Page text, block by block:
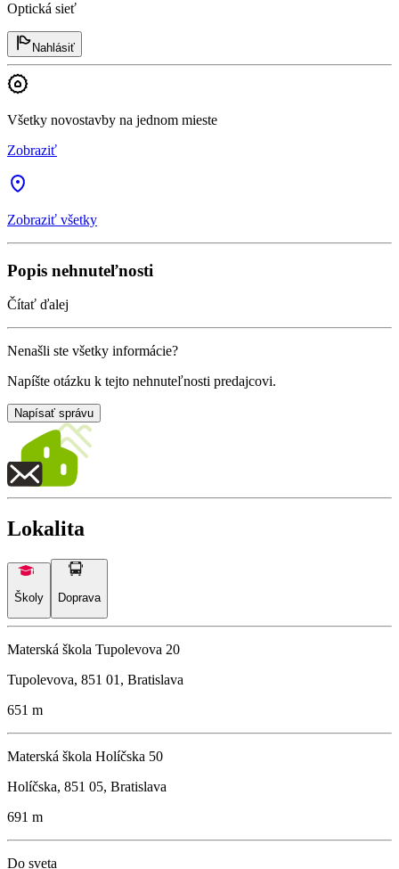
Optická sieť
Nahlásiť
Všetky novostavby na jednom mieste
Zobraziť
Zobraziť všetky
Popis nehnuteľnosti
Čítať ďalej
Nenašli ste všetky informácie?
Napíšte otázku k tejto nehnuteľnosti predajcovi.
Napísať správu
Lokalita
Školy Doprava
Materská škola Tupolevova 20
Tupolevova, 851 01, Bratislava
651 m
Materská škola Holíčska 50
Holíčska, 851 05, Bratislava
691 m
Do sveta